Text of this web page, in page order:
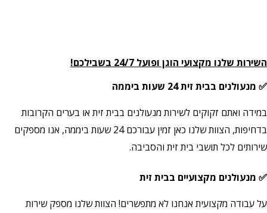
השירות שלנו מקצועי הוגן ופועל 24/7 בשבילכם!
✅ מנעולנים בבית זית 24 שעות ביממה
במידה ואתם זקוקים לשירות מנעולנים בבית זית או בערים הקרובות
בדחיפות, הצוות שלנו כאן זמין עבורכם 24 שעות ביממה, אנו מספקים
שירותים לכל תושבי בית זית והסביבה.
✅ מנעולנים מקצועיים בבית זית
על עבודה מקצועית אנחנו לא מתפשרים! הצוות שלנו מספק שירות